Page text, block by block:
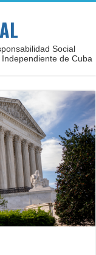
Social
de Cuba